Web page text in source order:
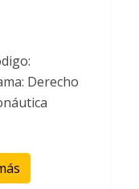
Derecho